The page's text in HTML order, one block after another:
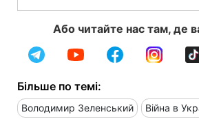
Або читайте нас там, де
Більше по темі:
Володимир Зеленський Війна в